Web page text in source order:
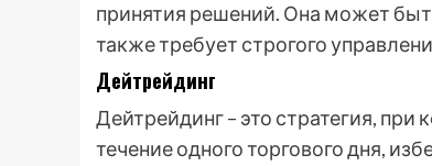
принятия решений. Она может
также требует строгого
Дейтрейдинг
Дейтрейдинг – это стратегия,
течение одного торгового дня,